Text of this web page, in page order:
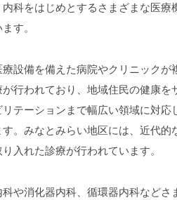
科をはじめとするさまざまな医
す。
設備を備えた病院やクリニック
行われており、地域住民の健康を
テーションまで幅広い領域に対応
。みなとみらい地区には、近代的
入れた診療が行われています。
や消化器内科、循環器内科などさ